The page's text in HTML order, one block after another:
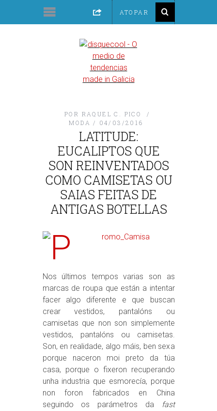
POR RAQUEL C. PICO
MODA
04/03/2016
LATITUDE:
EUCALIPTOS QUE
SON REINVENTADOS
COMO CAMISETAS OU
SAIAS FEITAS DE
ANTIGAS BOTELLAS
Nos últimos tempos varias son as
marcas de roupa que están a intentar
facer algo diferente e que buscan
crear vestidos, pantalóns ou
camisetas que non son simplemente
vestidos, pantalóns ou camisetas.
Son, en realidade, algo máis, ben sexa
porque naceron moi preto da túa
casa, porque o fixeron recuperando
unha industria que esmorecía, porque
non foron fabricados en China
seguindo os parámetros da
fast